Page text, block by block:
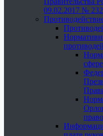
09.02.2017 №